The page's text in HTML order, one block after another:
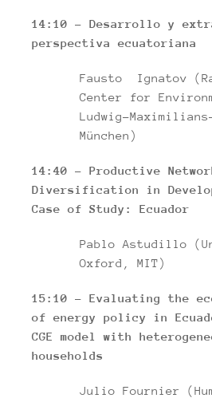
14:10 – Desarrollo y
perspectiva ecuatoriana
Fausto Ignatov
Center for
Ludwig-
München)
14:40 – Productive
Diversification in
Case of Study: Ecuador
Pablo Astudillo
Oxford, MIT)
15:10 – Evaluating the
of energy policy in
CGE model with
households
Julio Fournier